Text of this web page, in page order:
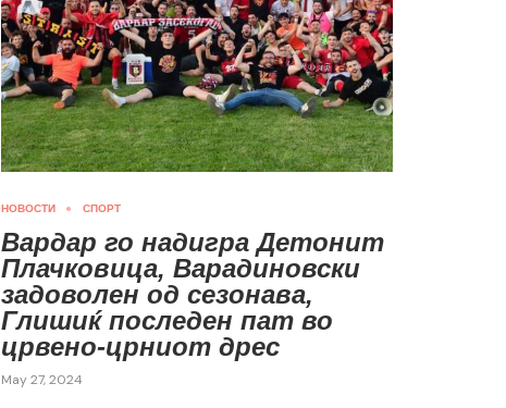
НОВОСТИ СПОРТ
Вардар го надигра Детонит
Плачковица, Варадиновски
задоволен од сезонава,
Глишиќ последен пат во
црвено-црниот дрес
May 27, 2024